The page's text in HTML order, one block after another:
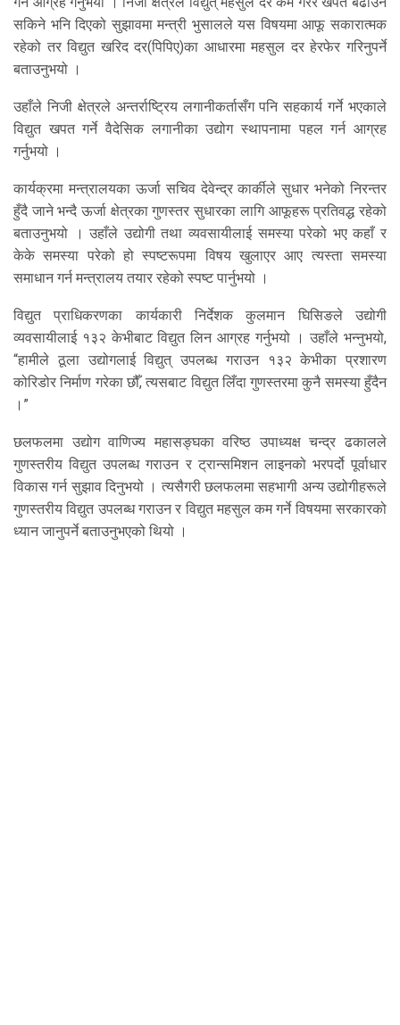
सकिने भनि दिएको सुझावमा मन्त्री भुसालले यस विषयमा आफू सकारात्मक
रहेको तर विद्युत खरिद दर(पिपिए)का आधारमा महसुल दर हेरफेर गरिनुपर्ने
बताउनुभयो ।
उहाँले निजी क्षेत्रले अन्तर्राष्ट्रिय लगानीकर्तासँग पनि सहकार्य गर्ने भएकाले
विद्युत खपत गर्ने वैदेसिक लगानीका उद्योग स्थापनामा पहल गर्न आग्रह
गर्नुभयो ।
कार्यक्रमा मन्त्रालयका ऊर्जा सचिव देवेन्द्र कार्कीले सुधार भनेको निरन्तर
हुँदै जाने भन्दै ऊर्जा क्षेत्रका गुणस्तर सुधारका लागि आफूहरू प्रतिवद्ध रहेको
बताउनुभयो । उहाँले उद्योगी तथा व्यवसायीलाई समस्या परेको भए कहाँ र
केके समस्या परेको हो स्पष्टरूपमा विषय खुलाएर आए त्यस्ता समस्या
समाधान गर्न मन्त्रालय तयार रहेको स्पष्ट पार्नुभयो ।
विद्युत प्राधिकरणका कार्यकारी निर्देशक कुलमान घिसिङले उद्योगी
व्यवसायीलाई १३२ केभीबाट विद्युत लिन आग्रह गर्नुभयो । उहाँले भन्नुभयो,
“हामीले ठूला उद्योगलाई विद्युत् उपलब्ध गराउन १३२ केभीका प्रशारण
कोरिडोर निर्माण गरेका छौँ, त्यसबाट विद्युत लिँदा गुणस्तरमा कुनै समस्या हुँदैन
।”
छलफलमा उद्योग वाणिज्य महासङ्घका वरिष्ठ उपाध्यक्ष चन्द्र ढकालले
गुणस्तरीय विद्युत उपलब्ध गराउन र ट्रान्समिशन लाइनको भरपर्दो पूर्वाधार
विकास गर्न सुझाव दिनुभयो । त्यसैगरी छलफलमा सहभागी अन्य उद्योगीहरूले
गुणस्तरीय विद्युत उपलब्ध गराउन र विद्युत महसुल कम गर्ने विषयमा सरकारको
ध्यान जानुपर्ने बताउनुभएको थियो ।